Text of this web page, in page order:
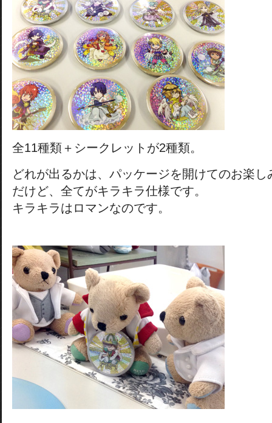
全11種類＋シークレットが2種類。
どれが出るかは、パッケージを開けてのお楽し
だけど、全てがキラキラ仕様です。
キラキラはロマンなのです。